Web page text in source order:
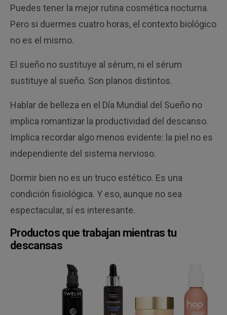
Puedes tener la mejor rutina cosmética nocturna.
Pero si duermes cuatro horas, el contexto biológico
no es el mismo.
El sueño no sustituye al sérum, ni el sérum
sustituye al sueño. Son planos distintos.
Hablar de belleza en el Día Mundial del Sueño no
implica romantizar la productividad del descanso.
Implica recordar algo menos evidente: la piel no es
independiente del sistema nervioso.
Dormir bien no es un truco estético. Es una
condición fisiológica. Y eso, aunque no sea
espectacular, sí es interesante.
Productos que trabajan mientras tu
descansas